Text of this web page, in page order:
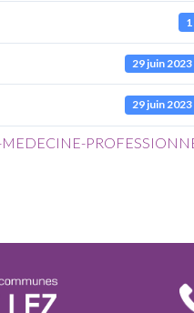
1
29 juin 2023
29 juin 2023